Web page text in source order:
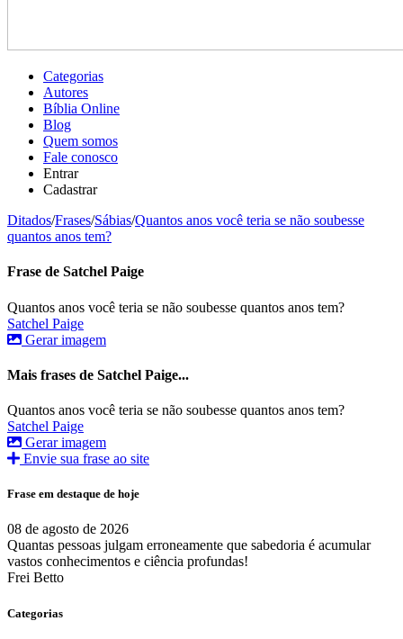
Categorias
Autores
Bíblia Online
Blog
Quem somos
Fale conosco
Entrar
Cadastrar
Ditados/Frases/Sábias/Quantos anos você teria se não soubesse
quantos anos tem?
Frase de Satchel Paige
Quantos anos você teria se não soubesse quantos anos tem?
Satchel Paige
Gerar imagem
Mais frases de Satchel Paige...
Quantos anos você teria se não soubesse quantos anos tem?
Satchel Paige
Gerar imagem
Envie sua frase ao site
Frase em destaque de hoje
08 de agosto de 2026
Quantas pessoas julgam erroneamente que sabedoria é acumular
vastos conhecimentos e ciência profundas!
Frei Betto
Categorias